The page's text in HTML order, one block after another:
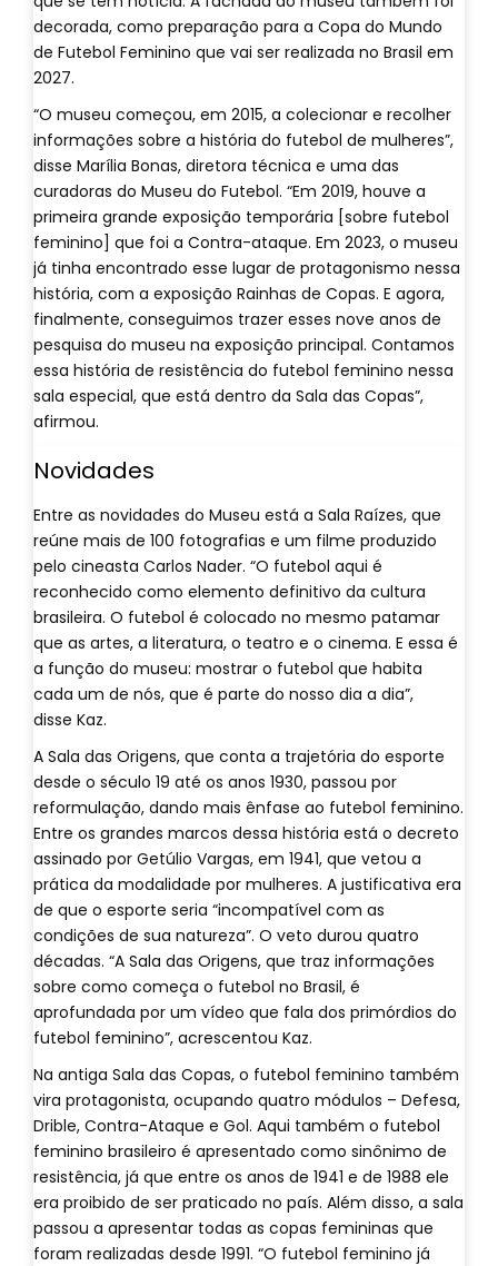
decorada, como preparação para a Copa do Mundo
de Futebol Feminino que vai ser realizada no Brasil em
2027.
“O museu começou, em 2015, a colecionar e recolher
informações sobre a história do futebol de mulheres”,
disse Marília Bonas, diretora técnica e uma das
curadoras do Museu do Futebol. “Em 2019, houve a
primeira grande exposição temporária [sobre futebol
feminino] que foi a Contra-ataque. Em 2023, o museu
já tinha encontrado esse lugar de protagonismo nessa
história, com a exposição Rainhas de Copas. E agora,
finalmente, conseguimos trazer esses nove anos de
pesquisa do museu na exposição principal. Contamos
essa história de resistência do futebol feminino nessa
sala especial, que está dentro da Sala das Copas”,
afirmou.
Novidades
Entre as novidades do Museu está a Sala Raízes, que
reúne mais de 100 fotografias e um filme produzido
pelo cineasta Carlos Nader. “O futebol aqui é
reconhecido como elemento definitivo da cultura
brasileira. O futebol é colocado no mesmo patamar
que as artes, a literatura, o teatro e o cinema. E essa é
a função do museu: mostrar o futebol que habita
cada um de nós, que é parte do nosso dia a dia”,
disse Kaz.
A Sala das Origens, que conta a trajetória do esporte
desde o século 19 até os anos 1930, passou por
reformulação, dando mais ênfase ao futebol feminino.
Entre os grandes marcos dessa história está o decreto
assinado por Getúlio Vargas, em 1941, que vetou a
prática da modalidade por mulheres. A justificativa era
de que o esporte seria “incompatível com as
condições de sua natureza”. O veto durou quatro
décadas. “A Sala das Origens, que traz informações
sobre como começa o futebol no Brasil, é
aprofundada por um vídeo que fala dos primórdios do
futebol feminino”, acrescentou Kaz.
Na antiga Sala das Copas, o futebol feminino também
vira protagonista, ocupando quatro módulos – Defesa,
Drible, Contra-Ataque e Gol. Aqui também o futebol
feminino brasileiro é apresentado como sinônimo de
resistência, já que entre os anos de 1941 e de 1988 ele
era proibido de ser praticado no país. Além disso, a sala
passou a apresentar todas as copas femininas que
foram realizadas desde 1991. “O futebol feminino já